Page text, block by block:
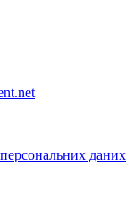
персональних даних